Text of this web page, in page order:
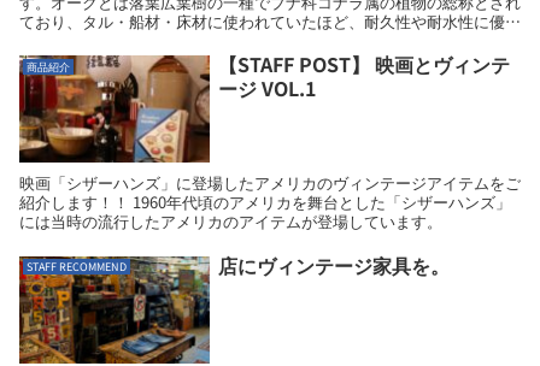
ており、タル・船材・床材に使われていたほど、耐久性や耐水性に優れ
商品紹介
【STAFF POST】 映画とヴィンテ
ージ VOL.1
映画「シザーハンズ」に登場したアメリカのヴィンテージアイテムをご
紹介します！！ 1960年代頃のアメリカを舞台とした「シザーハンズ」
には当時の流行したアメリカのアイテムが登場しています。
STAFF RECOMMEND 店にヴィンテージ家具を。